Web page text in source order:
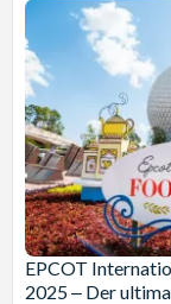
EPCOT
2025 ‒ Der